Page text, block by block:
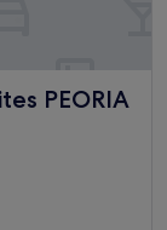
PEORIA
NORTH -